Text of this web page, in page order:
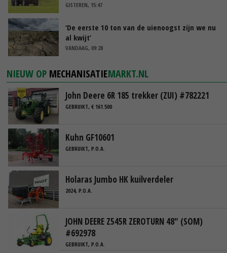
GISTEREN, 15:47
‘De eerste 10 ton van de uienoogst zijn we nu
al kwijt’
VANDAAG, 09:28
NIEUW OP MECHANISATIEMARKT.NL
John Deere 6R 185 trekker (ZUI) #782221
GEBRUIKT, € 161.500
Kuhn GF10601
GEBRUIKT, P.O.A.
Holaras Jumbo HK kuilverdeler
2024, P.O.A.
JOHN DEERE Z545R ZEROTURN 48" (SOM)
#692978
GEBRUIKT, P.O.A.